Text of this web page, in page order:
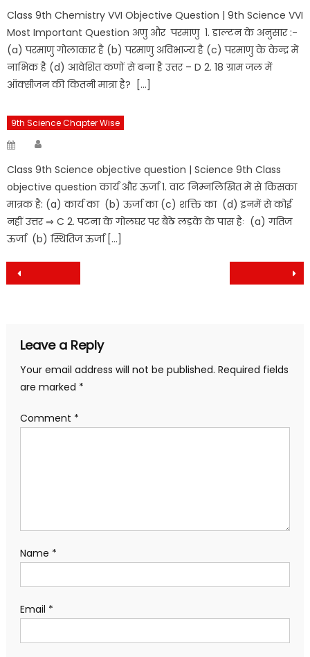
Class 9th Chemistry VVI Objective Question | 9th Science VVI
Most Important Question अणु और परमाणु 1. डाल्टन के अनुसार :-
(a) परमाणु गोलाकार है (b) परमाणु अविभाज्य है (c) परमाणु के केन्द्र में
नाभिक है (d) आवेशित कणों से बना है उत्तर – D 2. 18 ग्राम जल में
ऑक्सीजन की कितनी मात्रा है? […]
9th Science Chapter Wise
Posted
Class 9th Science objective question | Science 9th Class
objective question कार्य और ऊर्जा 1. वाट निम्नलिखित में से किसका
मात्रक है: (a) कार्य का (b) ऊर्जा का (c) शक्ति का (d) इनमें से कोई
नहीं उत्तर ⇒ C 2. पटना के गोलघर पर बैठे लड़के के पास हैः (a) गतिज
ऊर्जा (b) स्थितिज ऊर्जा […]
Post
Leave a Reply
Your email address will not be published. Required fields
are marked *
Comment *
Name *
Email *